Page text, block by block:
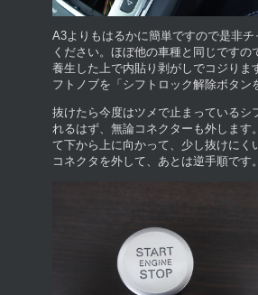
A3よりもはるかに簡単ですので是非
ください。ほぼ他の車種と同じです
養生した上で内貼り剥がしでコジり
フトノブを「シフトロック解除ボタ
抜けたら今度はツメで止まっている
れるはず、無論コネクターも外しま
て下から上に向かって、少し抜けに
コネクタを外して、あとは逆手順です